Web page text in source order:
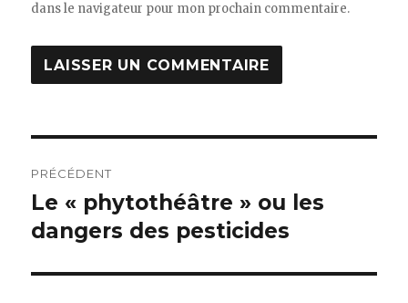
dans le navigateur pour mon prochain commentaire.
de
l’article
PRÉCÉDENT
Article
précédent :
Le « phytothéâtre » ou les
dangers des pesticides